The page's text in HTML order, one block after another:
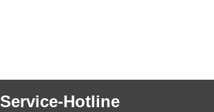
Service-Hotline